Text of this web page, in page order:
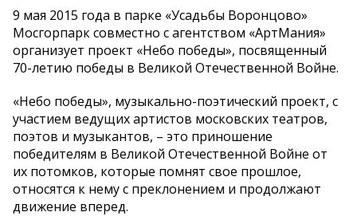
9 мая 2015 года в парке «Усадьбы Воронцово»
Мосгорпарк совместно с агентством «АртМания»
организует проект «Небо победы», посвященный
70-летию победы в Великой Отечественной Войне.
«Небо победы», музыкально-поэтический проект, с
участием ведущих артистов московских театров,
поэтов и музыкантов, – это приношение
победителям в Великой Отечественной Войне от
их потомков, которые помнят свое прошлое,
относятся к нему с преклонением и продолжают
движение вперед.